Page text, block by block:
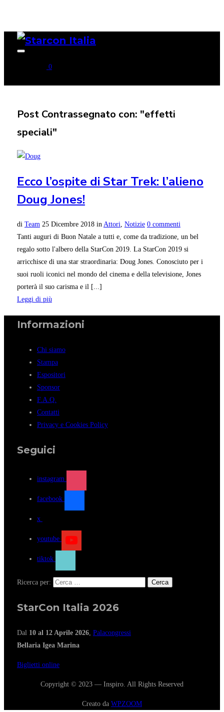
Apri/chiudi
e
0
Post Contrassegnato con: "effetti
speciali"
Ecco l’ospite di Star Trek: l’alieno
Doug Jones!
di Team 25 Dicembre 2018 in Attori, Notizie 0 commenti
Tanti auguri di Buon Natale a tutti e, come da tradizione, un bel
regalo sotto l'albero della StarCon 2019. La StarCon 2019 si
arricchisce di una star straordinaria: Doug Jones. Conosciuto per i
suoi ruoli iconici nel mondo del cinema e della televisione, Jones
porterà il suo carisma e il [...]
Leggi di più
Informazioni
Chi siamo
Stampa
Espositori
Sponsor
F.A.Q.
Contatti
Privacy e Cookies Policy
Seguici
instagram
facebook
x
youtube
tiktok
Ricerca per:
StarCon Italia 2026
Dal 10 al 12 Aprile 2026, Palacongressi
Bellaria Igea Marina
Biglietti online
Copyright © 2023 — Inspiro. All Rights Reserved
Creato da WPZOOM